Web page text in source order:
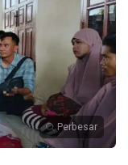
Perbesar